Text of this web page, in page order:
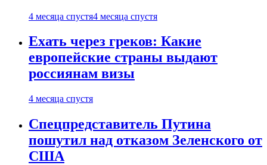
4 месяца спустя4 месяца спустя
Ехать через греков: Какие
европейские страны выдают
россиянам визы
4 месяца спустя
Спецпредставитель Путина
пошутил над отказом Зеленского от
США